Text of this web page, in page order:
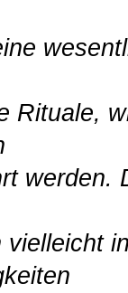
Rituale,
werden.